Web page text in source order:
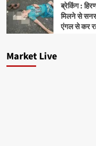
ब्रेकिंग :
मिलने से
एंगल से कर
Market Live